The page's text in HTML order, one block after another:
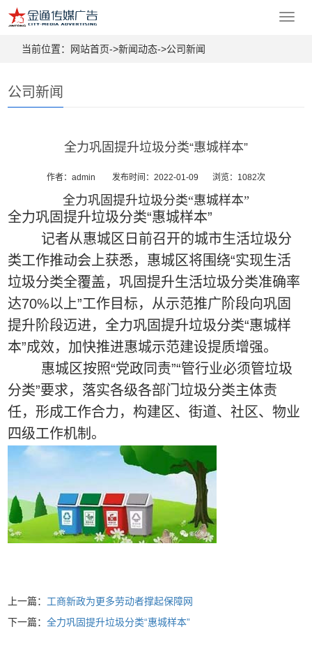
当前位置：
网站首页->新闻动态->公司新闻
公司新闻
全力巩固提升垃圾分类“惠城样本”
作者：admin 发布时间：2022-01-09 浏览：1082次
全力巩固提升垃圾分类“惠城样本”
全力巩固提升垃圾分类“惠城样本”
记者从惠城区日前召开的城市生活垃圾分
类工作推动会上获悉，惠城区将围绕“实现生活
垃圾分类全覆盖，巩固提升生活垃圾分类准确率
达70%以上”工作目标，从示范推广阶段向巩固
提升阶段迈进，全力巩固提升垃圾分类“惠城样
本”成效，加快推进惠城示范建设提质增强。
惠城区按照“党政同责”“管行业必须管垃圾
分类”要求，落实各级各部门垃圾分类主体责
任，形成工作合力，构建区、街道、社区、物业
四级工作机制。
上一篇： 工商新政为更多劳动者撑起保障网
下一篇：全力巩固提升垃圾分类“惠城样本”